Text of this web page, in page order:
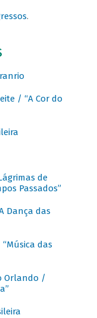
.
/ “A Cor do
de
Passados”
Dança das
das
Orlando /